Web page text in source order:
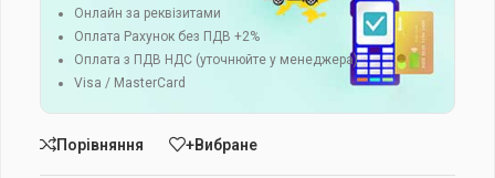
Онлайн за реквізитами
Оплата Рахунок без ПДВ +2%
Оплата з ПДВ НДС (уточнюйте у менеджера)
Visa / MasterCard
Порівняння +Вибране